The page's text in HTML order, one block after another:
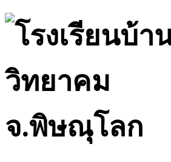
จ.พิษณุโลก